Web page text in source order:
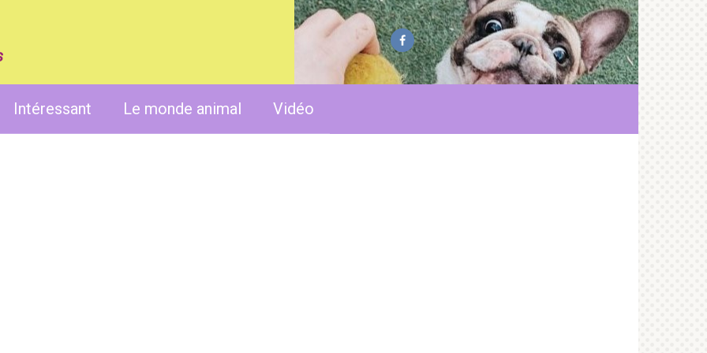
Intéressant Le monde animal Vidéo